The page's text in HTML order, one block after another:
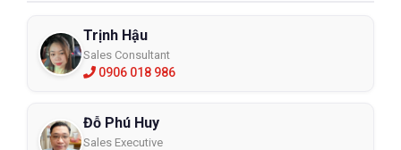
Trịnh Hậu
Sales Consultant
0906 018 986
Đỗ Phú Huy
Sales Executive